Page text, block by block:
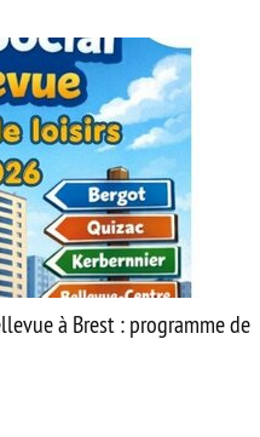
à Brest : programme de